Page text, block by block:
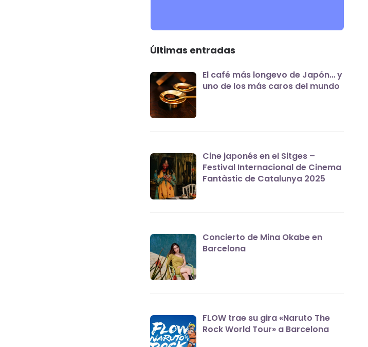
Últimas entradas
El café más longevo de Japón… y
uno de los más caros del mundo
Cine japonés en el Sitges –
Festival Internacional de Cinema
Fantàstic de Catalunya 2025
Concierto de Mina Okabe en
Barcelona
FLOW trae su gira «Naruto The
Rock World Tour» a Barcelona